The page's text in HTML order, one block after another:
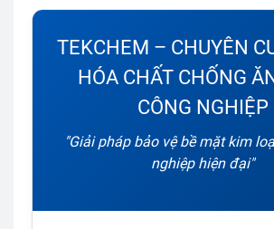
TEKCHEM – CHUYÊN
HÓA CHẤT CHỐNG
CÔNG NGHIỆP
"Giải pháp bảo vệ bề mặt kim
nghiệp hiện đại"